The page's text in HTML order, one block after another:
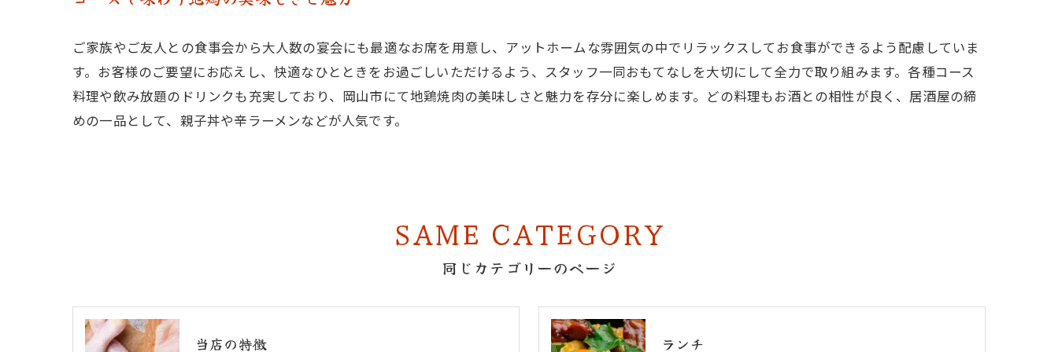
ご家族やご友人との食事会から大人数の宴会にも最適なお席を用意し、アットホームな雰囲気の中でリラックスしてお食事ができるよう配慮していま
す。お客様のご要望にお応えし、快適なひとときをお過ごしいただけるよう、スタッフ一同おもてなしを大切にして全力で取り組みます。各種コース
料理や飲み放題のドリンクも充実しており、岡山市にて地鶏焼肉の美味しさと魅力を存分に楽しめます。どの料理もお酒との相性が良く、居酒屋の締
めの一品として、親子丼や辛ラーメンなどが人気です。
同じカテゴリーのページ
SAME CATEGORY
当店の特徴 ランチ